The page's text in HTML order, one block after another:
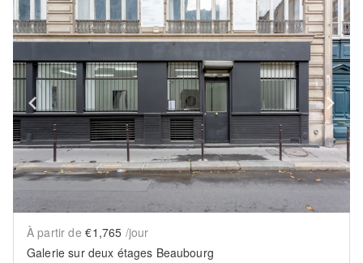
Show previous slide
À partir de €1,765 /jour
Galerie sur deux étages Beaubourg